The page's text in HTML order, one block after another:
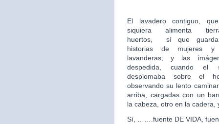
El lavadero contiguo,
siquiera alimenta
huertos,
sí que
historias de mujeres y
lavanderas; y las
despedida, cuando el
desplomaba sobre el
observando su lento
arriba, cargadas con un
la cabeza, otro en la
Sí, …….fuente DE VIDA,